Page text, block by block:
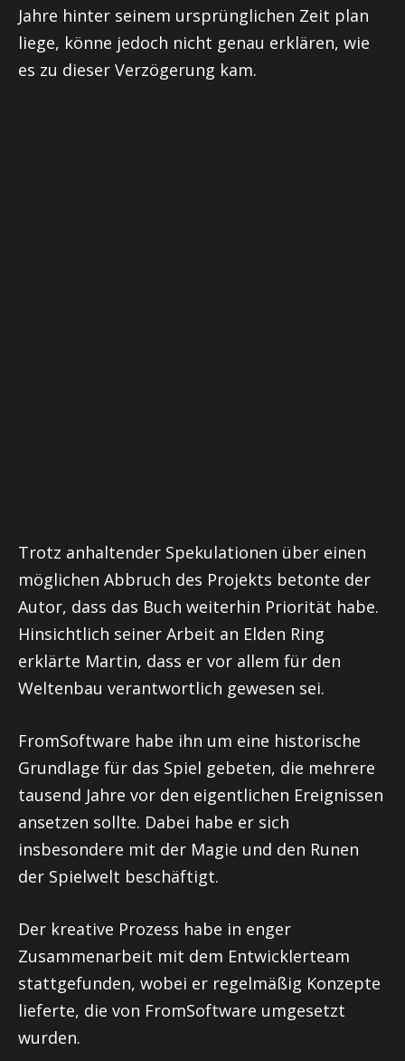
Jahre hinter seinem ursprünglichen Zeit plan
liege, könne jedoch nicht genau erklären, wie
es zu dieser Verzögerung kam.
Trotz anhaltender Spekulationen über einen
möglichen Abbruch des Projekts betonte der
Autor, dass das Buch weiterhin Priorität habe.
Hinsichtlich seiner Arbeit an Elden Ring
erklärte Martin, dass er vor allem für den
Weltenbau verantwortlich gewesen sei.
FromSoftware habe ihn um eine historische
Grundlage für das Spiel gebeten, die mehrere
tausend Jahre vor den eigentlichen Ereignissen
ansetzen sollte. Dabei habe er sich
insbesondere mit der Magie und den Runen
der Spielwelt beschäftigt.
Der kreative Prozess habe in enger
Zusammenarbeit mit dem Entwicklerteam
stattgefunden, wobei er regelmäßig Konzepte
lieferte, die von FromSoftware umgesetzt
wurden.